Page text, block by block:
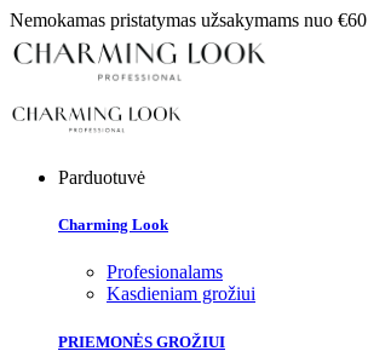
Nemokamas pristatymas užsakymams nuo €60
Parduotuvė
Charming Look
Profesionalams
Kasdieniam grožiui
PRIEMONĖS GROŽIUI